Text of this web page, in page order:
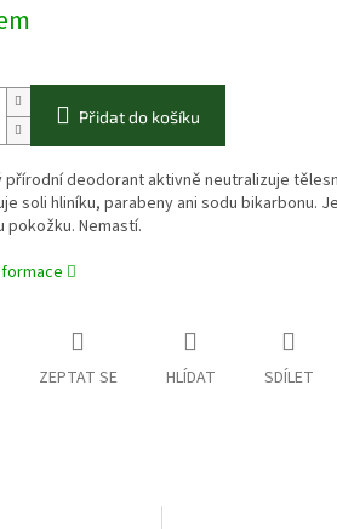
Přidat do košíku
přírodní deodorant aktivně neutralizuje
soli hliníku, parabeny ani sodu bikarbonu.
pokožku. Nemastí.
ZEPTAT SE HLÍDAT SDÍLET